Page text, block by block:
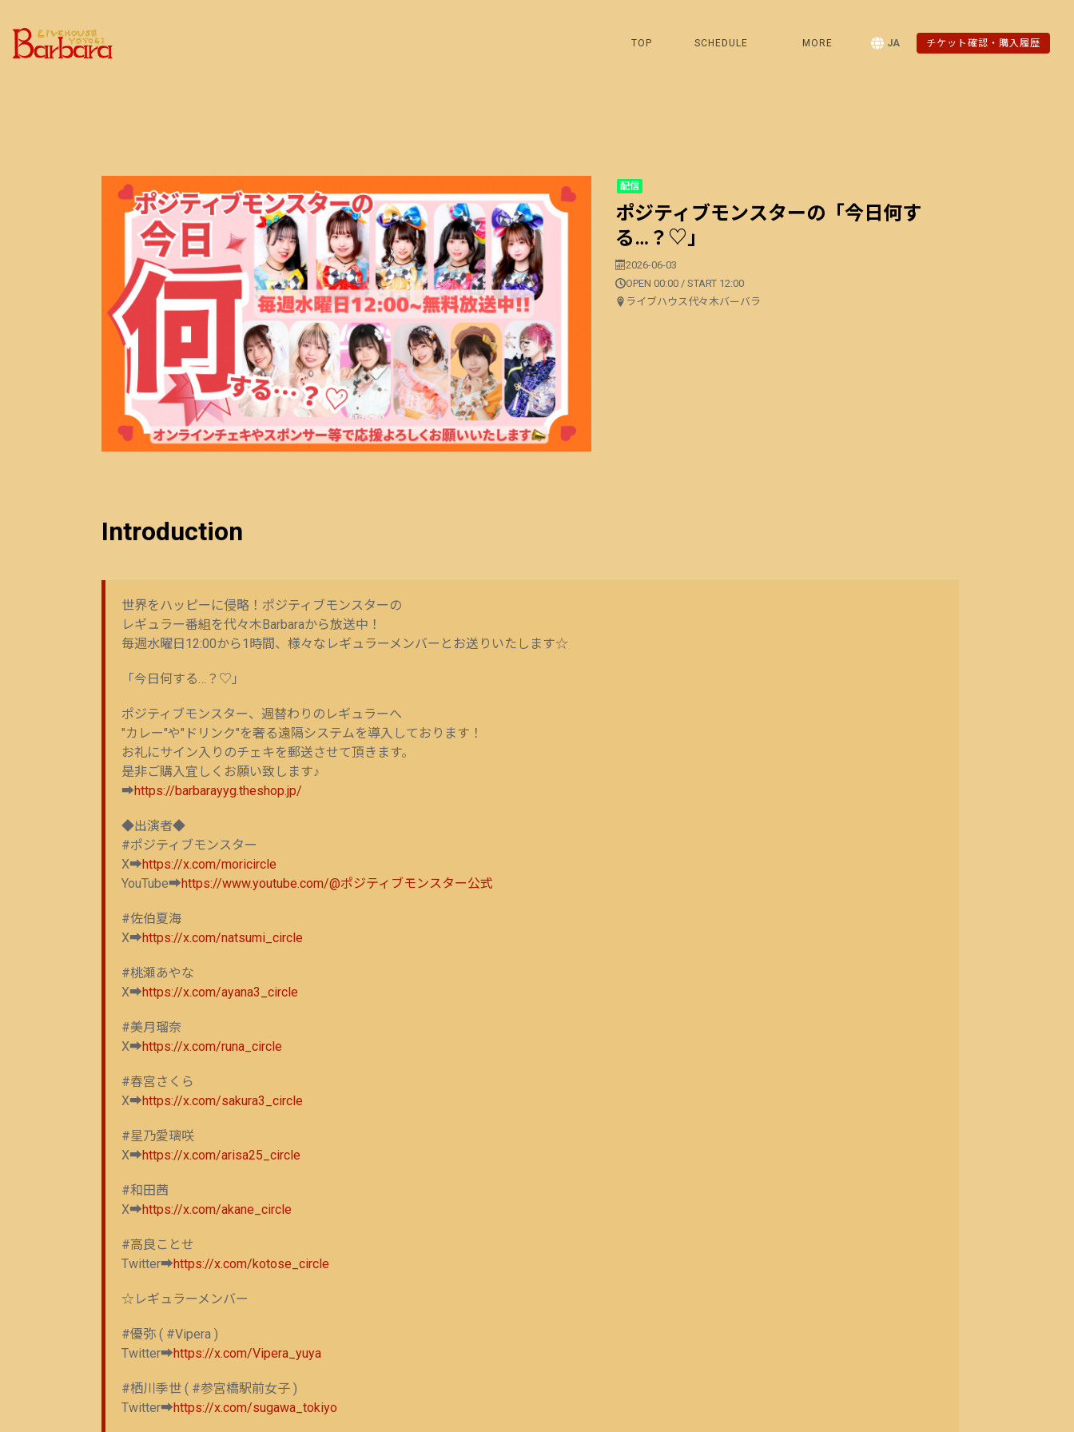
TOP SCHEDULE MORE JA チケット確認・購入履歴
配信
ポジティブモンスターの「今日何す
る…？♡」
2026-06-03
OPEN 00:00 / START 12:00
ライブハウス代々木バーバラ
Introduction
世界をハッピーに侵略！ポジティブモンスターの
レギュラー番組を代々木Barbaraから放送中！
毎週水曜日12:00から1時間、様々なレギュラーメンバーとお送りいたします☆
「今日何する…？♡」
ポジティブモンスター、週替わりのレギュラーへ
"カレー"や"ドリンク"を奢る遠隔システムを導入しております！
お礼にサイン入りのチェキを郵送させて頂きます。
是非ご購入宜しくお願い致します♪
➡https://barbarayyg.theshop.jp/
◆出演者◆
#ポジティブモンスター
X➡https://x.com/moricircle
YouTube➡https://www.youtube.com/@ポジティブモンスター公式
#佐伯夏海
X➡https://x.com/natsumi_circle
#桃瀬あやな
X➡https://x.com/ayana3_circle
#美月瑠奈
X➡https://x.com/runa_circle
#春宮さくら
X➡https://x.com/sakura3_circle
#星乃愛璃咲
X➡https://x.com/arisa25_circle
#和田茜
X➡https://x.com/akane_circle
#高良ことせ
Twitter➡https://x.com/kotose_circle
☆レギュラーメンバー
#優弥 ( #Vipera )
Twitter➡https://x.com/Vipera_yuya
#栖川季世 ( #参宮橋駅前女子 )
Twitter➡https://x.com/sugawa_tokiyo